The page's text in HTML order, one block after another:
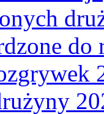
do